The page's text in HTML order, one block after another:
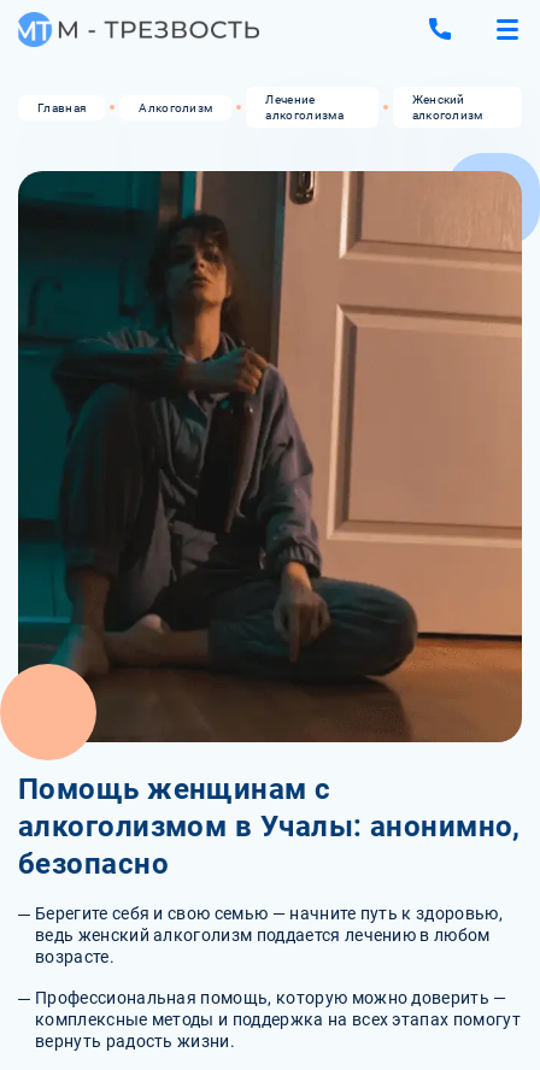
Главная Алкоголизм
Лечение
алкоголизма
Женский
алкоголизм
Помощь женщинам с
алкоголизмом в Учалы: анонимно,
безопасно
Берегите себя и свою семью — начните путь к здоровью,
ведь женский алкоголизм поддается лечению в любом
возрасте.
Профессиональная помощь, которую можно доверить —
комплексные методы и поддержка на всех этапах помогут
вернуть радость жизни.